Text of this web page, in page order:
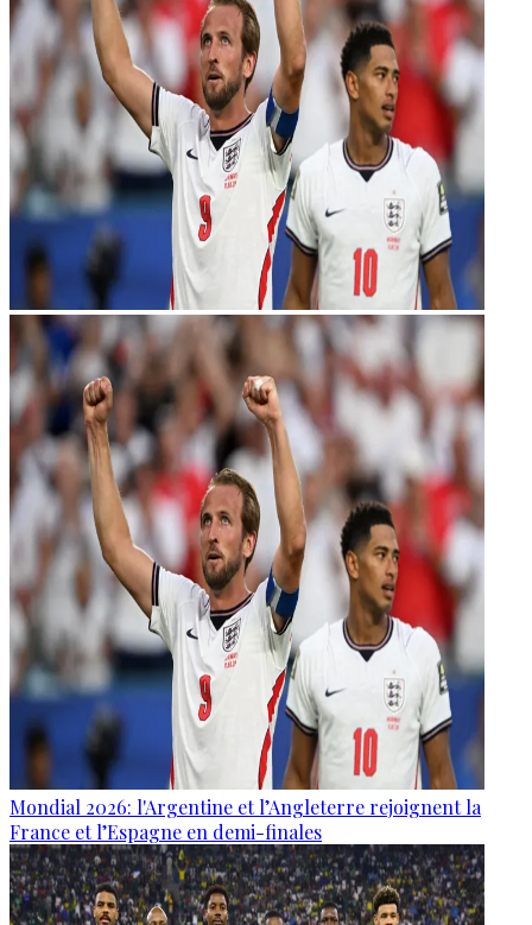
Mondial 2026: l'Argentine et l’Angleterre rejoignent la
France et l’Espagne en demi-finales